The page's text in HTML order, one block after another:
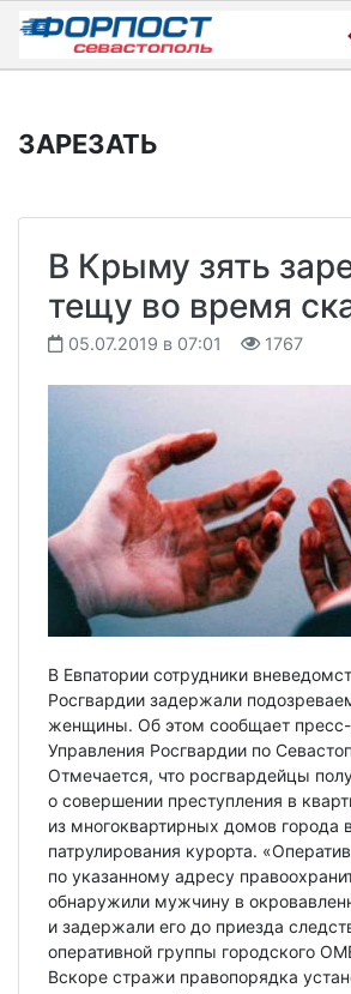
Skip
content
ЗАРЕЗАТЬ
В Крыму зять
тещу во время
05.07.2019 в 07:01 1767
В Евпатории сотрудники
Росгвардии задержали
женщины. Об этом сообщает
Управления Росгвардии по
Отмечается, что росгвардейцы
о совершении преступления в
из многоквартирных домов города
патрулирования курорта.
по указанному адресу
обнаружили мужчину в
и задержали его до приезда
оперативной группы городского
Вскоре стражи правопорядка